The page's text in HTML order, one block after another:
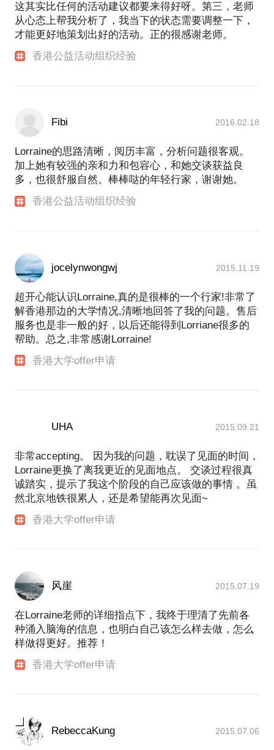
这其实比任何的活动建议都要来得好呀。第三，老师
从心态上帮我分析了，我当下的状态需要调整一下，
才能更好地策划出好的活动。正的很感谢老师。
香港公益活动组织经验
Fibi 2016.02.18
Lorraine的思路清晰，阅历丰富，分析问题很客观。
加上她有较强的亲和力和包容心，和她交谈获益良
多，也很舒服自然。棒棒哒的年轻行家，谢谢她。
香港公益活动组织经验
jocelynwongwj 2015.11.19
超开心能认识Lorraine,真的是很棒的一个行家!非常了
解香港那边的大学情况,清晰地回答了我的问题。售后
服务也是非一般的好，以后还能得到Lorriane很多的
帮助。总之,非常感谢Lorraine!
香港大学offer申请
UHA 2015.09.21
非常accepting。 因为我的问题，耽误了见面的时间，
Lorraine更换了离我更近的见面地点。 交谈过程很真
诚踏实，提示了我这个阶段的自己应该做的事情 。虽
然北京地铁很累人，还是希望能再次见面~
香港大学offer申请
风崖 2015.07.19
在Lorraine老师的详细指点下，我终于理清了先前各
种涌入脑海的信息，也明白自己该怎么样去做，怎么
样做得更好。推荐！
香港大学offer申请
RebeccaKung 2015.07.06